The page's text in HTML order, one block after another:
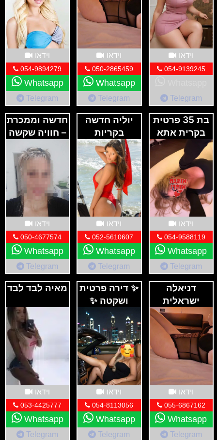
וידאו
054-9139245
Telegram
וידאו
050-2865459
Whatsapp
Telegram
וידאו
054-9894279
Whatsapp
Telegram
בת 35 פרטית
בקרית אתא
וידאו
054-9588119
Whatsapp
Telegram
יוליה חדשה
בקריות
וידאו
052-5610607
Whatsapp
Telegram
חדשה וממכרת
– חוויה שקשה
לשכוח ✨
וידאו
050-4677574
Whatsapp
Telegram
דניאלה
ישראלית
חדשה בחיפה
וידאו
055-6867162
Whatsapp
Telegram
✨ דירה פרטית
ושקטה ✨
וידאו
054-8113056
Whatsapp
Telegram
מאיה לבד לבד
וידאו
053-4425777
Whatsapp
Telegram